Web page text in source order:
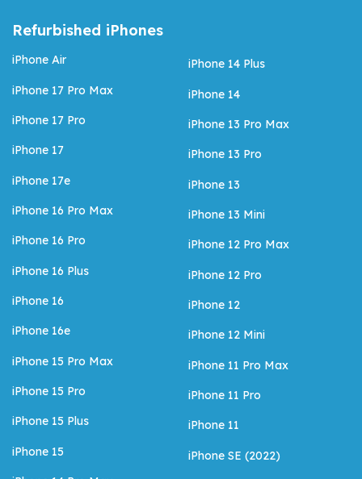
Refurbished iPhones
iPhone Air
iPhone 17 Pro Max
iPhone 17 Pro
iPhone 17
iPhone 17e
iPhone 16 Pro Max
iPhone 16 Pro
iPhone 16 Plus
iPhone 16
iPhone 16e
iPhone 15 Pro Max
iPhone 15 Pro
iPhone 15 Plus
iPhone 15
iPhone 14 Plus
iPhone 14
iPhone 13 Pro Max
iPhone 13 Pro
iPhone 13
iPhone 13 Mini
iPhone 12 Pro Max
iPhone 12 Pro
iPhone 12
iPhone 12 Mini
iPhone 11 Pro Max
iPhone 11 Pro
iPhone 11
iPhone SE (2022)